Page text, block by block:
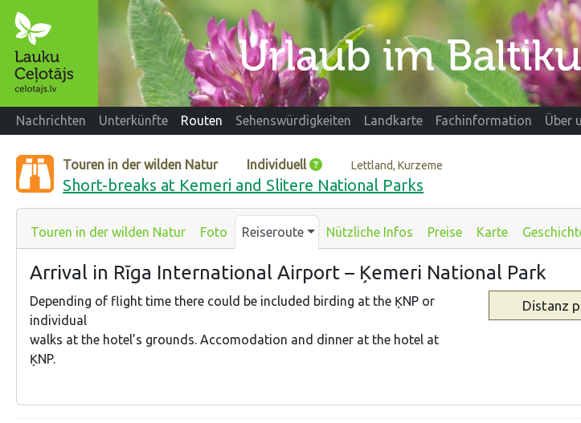
Nachrichten Unterkünfte Routen Sehenswürdigkeiten Landkarte Fachinformation Über
Touren in der wilden Natur Individuell Lettland, Kurzeme
Short-breaks at Kemeri and Slitere National Parks
Touren in der wilden Natur Foto Reiseroute Nützliche Infos Preise Karte
Arrival in Rīga International Airport – Ķemeri National Park
Depending of flight time there could be included birding at the ĶNP or
individual
walks at the hotel’s grounds. Accomodation and dinner at the hotel at
ĶNP.
Distanz